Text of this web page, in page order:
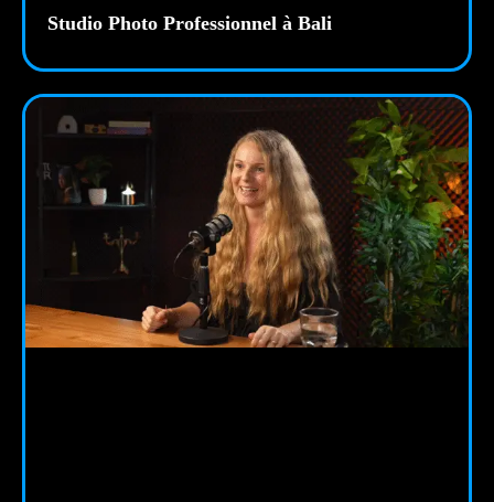
Studio Photo Professionnel à Bali